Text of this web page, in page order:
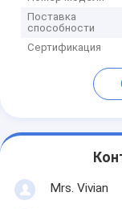
Поставка
способности
Сертификация
Mrs. Vivian